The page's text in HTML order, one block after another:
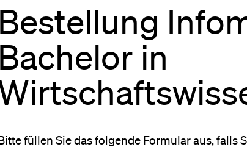
Bestellung
Bachelor in
füllen Sie das folgende Formular aus, falls
Studien­interessierte
Studierende